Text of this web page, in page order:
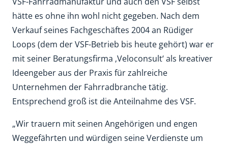
hätte es ohne ihn wohl nicht gegeben. Nach dem
Verkauf seines Fachgeschäftes 2004 an Rüdiger
Loops (dem der VSF-Betrieb bis heute gehört) war er
mit seiner Beratungsfirma ‚Veloconsult‘ als kreativer
Ideengeber aus der Praxis für zahlreiche
Unternehmen der Fahrradbranche tätig.
Entsprechend groß ist die Anteilnahme des VSF.
„Wir trauern mit seinen Angehörigen und engen
Weggefährten und würdigen seine Verdienste um